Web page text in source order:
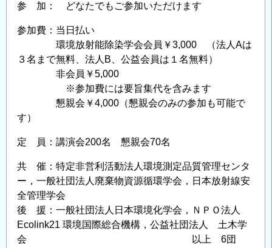
締
り）
参 加： どなたでもご参加いただけます
参加費：当日払い
環境放射能除染学会会員￥3,000 （法人Aは
３名まで無料、法人B、公益会員は１名無料）
非会員￥5,000
※参加費には要旨集代を含みます
懇親会￥4,000（懇親会のみの参加も可能で
す）
定 員：講演会200名 懇親会70名
共 催：特定非営利活動法人環境測定品質管理センタ
ー，一般社団法人廃棄物資源循環学会，日本放射線安
全管理学会
後 援：一般社団法人日本環境化学会，ＮＰＯ法人
Ecolink21 環境国際総合機構，公益社団法人 土木学
会 以上 6団